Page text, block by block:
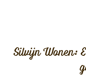
Silvijn Wonen: